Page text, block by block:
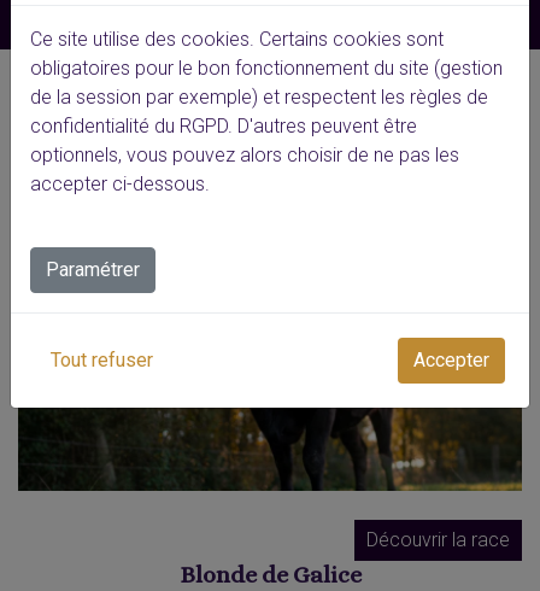
Wagyu Miyabi
Découvrir la race
Blonde de Galice
Ce site utilise des cookies. Certains cookies sont
obligatoires pour le bon fonctionnement du site (gestion
de la session par exemple) et respectent les règles de
confidentialité du RGPD. D'autres peuvent être
optionnels, vous pouvez alors choisir de ne pas les
accepter ci-dessous.
Paramétrer
Tout refuser Accepter